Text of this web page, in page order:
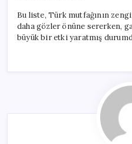
Bu liste, Türk mutfağının
daha gözler önüne sererken,
büyük bir etki yaratmış